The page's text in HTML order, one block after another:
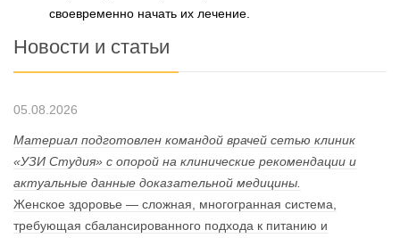
своевременно начать их лечение.
Новости и статьи
05.08.2026
Материал подготовлен командой врачей сетью клиник
«УЗИ Студия» с опорой на клинические рекомендации и
актуальные данные доказательной медицины.
Женское здоровье — сложная, многогранная система,
требующая сбалансированного подхода к питанию и